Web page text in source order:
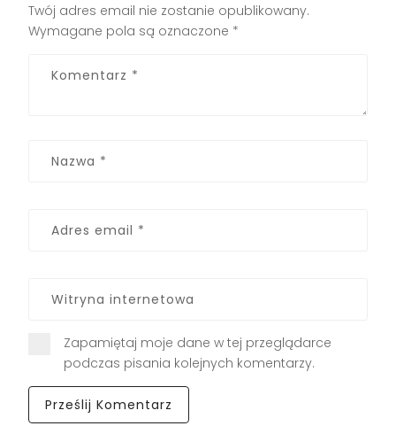
Twój adres email nie zostanie opublikowany.
Wymagane pola są oznaczone *
Zapamiętaj moje dane w tej przeglądarce
podczas pisania kolejnych komentarzy.